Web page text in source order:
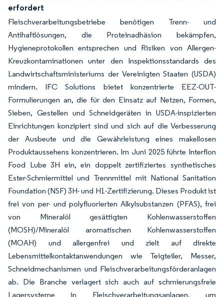
erfordert
Fleischverarbeitungsbetriebe benötigen Trenn- und
Antihaftlösungen, die Proteinadhäsion bekämpfen,
Hygieneprotokollen entsprechen und Risiken von Allergen-
Kreuzkontaminationen unter den Inspektionsstandards des
Landwirtschaftsministeriums der Vereinigten Staaten (USDA)
mindern. IFC Solutions bietet konzentrierte EEZ-OUT-
Formulierungen an, die für den Einsatz auf Netzen, Formen,
Sieben, Gestellen und Schneidgeräten in USDA-inspizierten
Einrichtungen konzipiert sind und sich auf die Verbesserung
der Ausbeute und die Gewährleistung eines makellosen
Produktaussehens konzentrieren. Im Juni 2025 führte Interflon
Food Lube 3H ein, ein doppelt zertifiziertes synthetisches
Ester-Schmiermittel und Trennmittel mit National Sanitation
Foundation (NSF) 3H- und H1-Zertifizierung. Dieses Produkt ist
frei von per- und polyfluorierten Alkylsubstanzen (PFAS), frei
von Mineralöl gesättigten Kohlenwasserstoffen
(MOSH)/Mineralöl aromatischen Kohlenwasserstoffen
(MOAH) und allergenfrei und zielt auf direkte
Lebensmittelkontaktanwendungen wie Teigteiler, Messer,
Schneidmechanismen und Fleischverarbeitungsförderanlagen
ab. Die Branche verlagert sich auch auf schmierungsfreie
Lagersysteme in Fleischverarbeitungsanlagen, um